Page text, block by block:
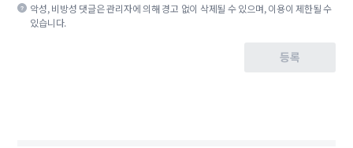
악성, 비방성 댓글은 관리자에 의해 경고 없이 삭제될 수 있으며, 이용이 제한될 수
있습니다.
등록